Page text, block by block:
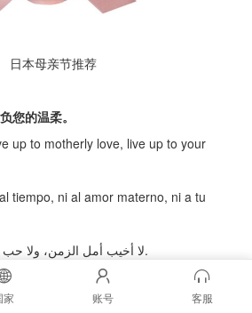
日本母亲节推荐
您的温柔。
up to motherly love, live up to your
tiempo, ni al amor materno, ni a tu
لا أخيب أمل الزمن، ولا حب الأم، ولا لطفكِ.
ni l'amour maternel, ni ta douceur.
o tempo, nem o amor de mãe, nem
家 账号 客服